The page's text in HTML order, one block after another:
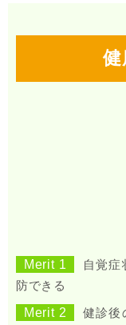
健
Merit 1
自覚症
防できる
Merit 2
健診後